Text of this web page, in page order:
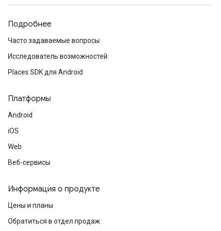
Подробнее
Часто задаваемые вопросы
Исследователь возможностей
Places SDK для Android
Платформы
Android
iOS
Web
Веб-сервисы
Информация о продукте
Цены и планы
Обратиться в отдел продаж